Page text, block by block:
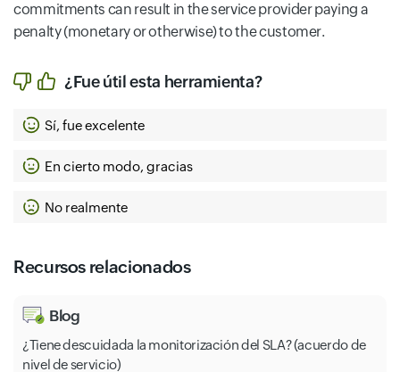
commitments can result in the service provider paying a
penalty (monetary or otherwise) to the customer.
¿Fue útil esta herramienta?
Sí, fue excelente
En cierto modo, gracias
No realmente
Recursos relacionados
Blog
¿Tiene descuidada la monitorización del SLA? (acuerdo de
nivel de servicio)